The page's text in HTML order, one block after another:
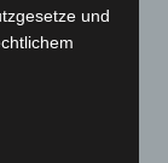
und